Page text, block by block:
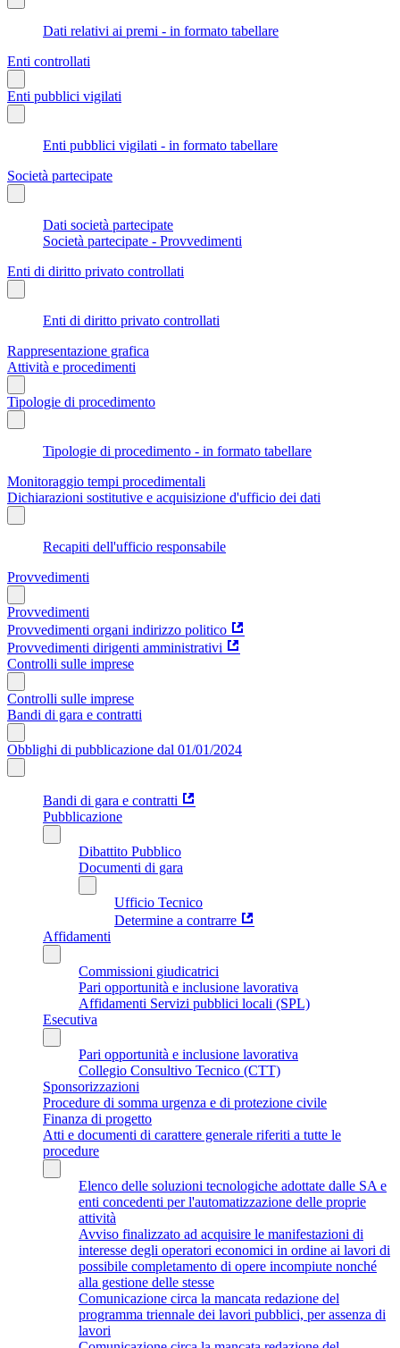
Dati relativi ai premi - in formato tabellare
Enti controllati
Enti pubblici vigilati
Enti pubblici vigilati - in formato tabellare
Società partecipate
Dati società partecipate
Società partecipate - Provvedimenti
Enti di diritto privato controllati
Enti di diritto privato controllati
Rappresentazione grafica
Attività e procedimenti
Tipologie di procedimento
Tipologie di procedimento - in formato tabellare
Monitoraggio tempi procedimentali
Dichiarazioni sostitutive e acquisizione d'ufficio dei dati
Recapiti dell'ufficio responsabile
Provvedimenti
Provvedimenti
Provvedimenti organi indirizzo politico
Provvedimenti dirigenti amministrativi
Controlli sulle imprese
Controlli sulle imprese
Bandi di gara e contratti
Obblighi di pubblicazione dal 01/01/2024
Bandi di gara e contratti
Pubblicazione
Dibattito Pubblico
Documenti di gara
Ufficio Tecnico
Determine a contrarre
Affidamenti
Commissioni giudicatrici
Pari opportunità e inclusione lavorativa
Affidamenti Servizi pubblici locali (SPL)
Esecutiva
Pari opportunità e inclusione lavorativa
Collegio Consultivo Tecnico (CTT)
Sponsorizzazioni
Procedure di somma urgenza e di protezione civile
Finanza di progetto
Atti e documenti di carattere generale riferiti a tutte le
procedure
Elenco delle soluzioni tecnologiche adottate dalle SA e
enti concedenti per l'automatizzazione delle proprie
attività
Avviso finalizzato ad acquisire le manifestazioni di
interesse degli operatori economici in ordine ai lavori di
possibile completamento di opere incompiute nonché
alla gestione delle stesse
Comunicazione circa la mancata redazione del
programma triennale dei lavori pubblici, per assenza di
lavori